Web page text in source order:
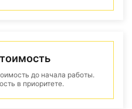
до начала работы.
в приоритете.